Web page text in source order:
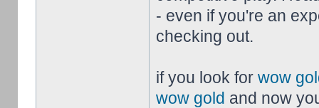
- even if you're an
checking out.
if you look for wow
wow gold and now